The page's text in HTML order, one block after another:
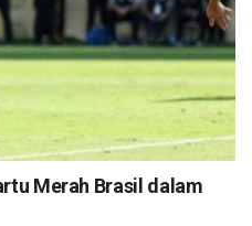
Merah Brasil dalam